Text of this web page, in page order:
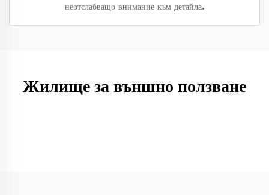
неотслабващо внимание към детайла.
Жилище за външно ползване